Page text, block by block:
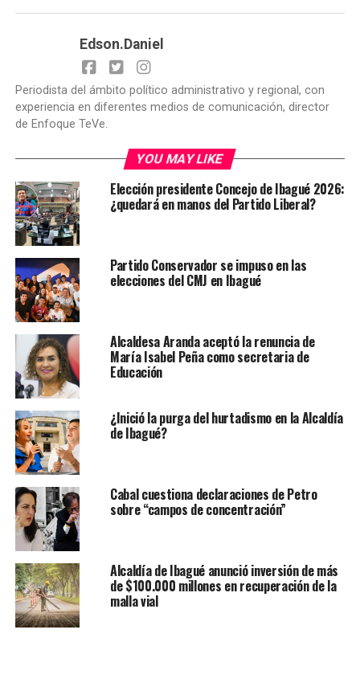
Edson.Daniel
Periodista del ámbito político administrativo y regional, con
experiencia en diferentes medios de comunicación, director
de Enfoque TeVe.
YOU MAY LIKE
Elección presidente Concejo de Ibagué 2026:
¿quedará en manos del Partido Liberal?
Partido Conservador se impuso en las
elecciones del CMJ en Ibagué
Alcaldesa Aranda aceptó la renuncia de
María Isabel Peña como secretaria de
Educación
¿Inició la purga del hurtadismo en la Alcaldía
de Ibagué?
Cabal cuestiona declaraciones de Petro
sobre “campos de concentración”
Alcaldía de Ibagué anunció inversión de más
de $100.000 millones en recuperación de la
malla vial